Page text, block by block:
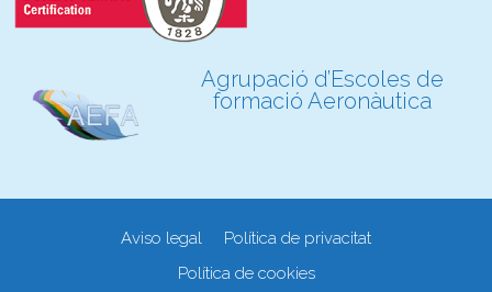
Agrupació d’Escoles de
formació Aeronàutica
Aviso legal
Política de privacitat
Política de cookies